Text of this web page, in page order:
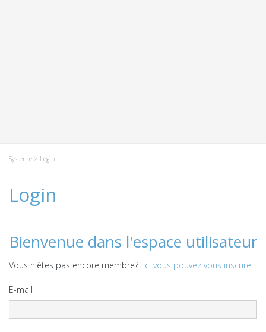
Système > Login
Login
Bienvenue dans l'espace utilisateur
Vous n'êtes pas encore membre? Ici vous pouvez vous inscrire...
E-mail